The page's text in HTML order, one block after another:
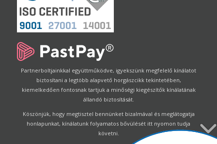
Partnerboltjainkkal együttműködve, igyekszünk megfelelő kínálatot
biztosítani a legtöbb alapvető horgászcikk tekintetében,
kiemelkedően fontosnak tartjuk a minőségi kiegészítők kínálatának
állandó biztosítását.
Köszönjük, hogy megtisztel bennünket bizalmával és meglátogatja
honlapunkat, kínálatunk folyamatos bővülését itt nyomon tudja
követni.